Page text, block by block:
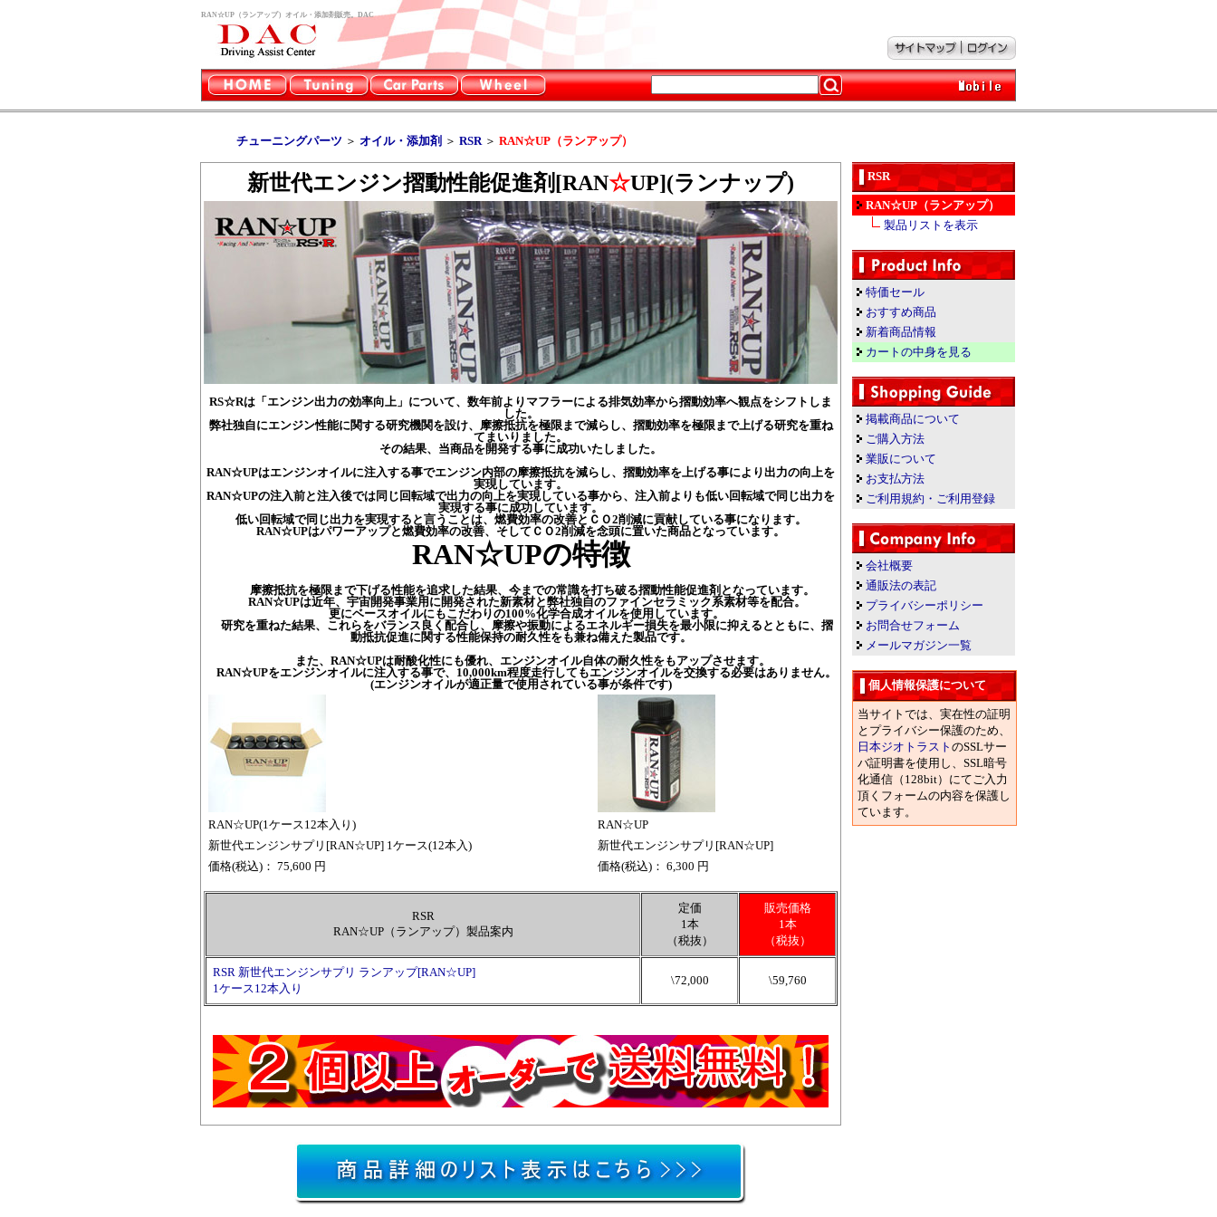
RAN☆UP（ランアップ）オイル・添加剤販売。DAC
チューニングパーツ ＞ オイル・添加剤 ＞ RSR＞ RAN☆UP（ランアップ）
新世代エンジン摺動性能促進剤[RAN☆UP](ランナップ)
RS☆Rは「エンジン出力の効率向上」について、数年前よりマフラーによる排気効率から摺動効率へ観点をシフトしま
した。
弊社独自にエンジン性能に関する研究機関を設け、摩擦抵抗を極限まで減らし、摺動効率を極限まで上げる研究を重ね
てまいりました。
その結果、当商品を開発する事に成功いたしました。
RAN☆UPはエンジンオイルに注入する事でエンジン内部の摩擦抵抗を減らし、摺動効率を上げる事により出力の向上を
実現しています。
RAN☆UPの注入前と注入後では同じ回転域で出力の向上を実現している事から、注入前よりも低い回転域で同じ出力を
実現する事に成功しています。
低い回転域で同じ出力を実現すると言うことは、燃費効率の改善とＣＯ2削減に貢献している事になります。
RAN☆UPはパワーアップと燃費効率の改善、そしてＣＯ2削減を念頭に置いた商品となっています。
RAN☆UPの特徴
摩擦抵抗を極限まで下げる性能を追求した結果、今までの常識を打ち破る摺動性能促進剤となっています。
RAN☆UPは近年、宇宙開発事業用に開発された新素材と弊社独自のファインセラミック系素材等を配合。
更にベースオイルにもこだわりの100%化学合成オイルを使用しています。
研究を重ねた結果、これらをバランス良く配合し、摩擦や振動によるエネルギー損失を最小限に抑えるとともに、摺
動抵抗促進に関する性能保持の耐久性をも兼ね備えた製品です。
また、RAN☆UPは耐酸化性にも優れ、エンジンオイル自体の耐久性をもアップさせます。
RAN☆UPをエンジンオイルに注入する事で、10,000km程度走行してもエンジンオイルを交換する必要はありません。
(エンジンオイルが適正量で使用されている事が条件です)
RAN☆UP(1ケース12本入り)
RAN☆UP
新世代エンジンサプリ[RAN☆UP] 1ケース(12本入)
新世代エンジンサプリ[RAN☆UP]
価格(税込) ： 75,600 円 価格(税込)： 6,300 円
RSR
RAN☆UP（ランアップ）製品案内
定価
1本
（税抜）
販売価格
1本
（税抜）
RSR 新世代エンジンサプリ ランアップ[RAN☆UP]
1ケース12本入り
\72,000 \59,760
RSR
RAN☆UP（ランアップ）
製品リストを表示
特価セール
おすすめ商品
新着商品情報
カートの中身を見る
掲載商品について
ご購入方法
業販について
お支払方法
ご利用規約・ご利用登録
会社概要
通販法の表記
プライバシーポリシー
お問合せフォーム
メールマガジン一覧
個人情報保護について
当サイトでは、実在性の証明
とプライバシー保護のため、
日本ジオトラスト のSSLサー
バ証明書を使用し、SSL暗号
化通信（128bit）にてご入力
頂くフォームの内容を保護し
ています。